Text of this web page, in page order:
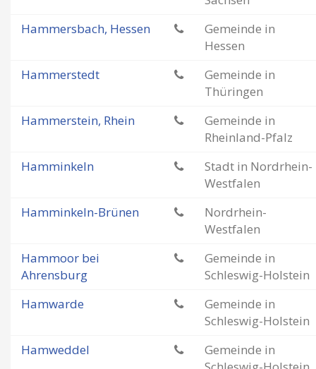
Hammersbach, Hessen
Gemeinde in
Hessen
Hammerstedt
Gemeinde in
Thüringen
Hammerstein, Rhein
Gemeinde in
Rheinland-Pfalz
Hamminkeln
Stadt in Nordrhein-
Westfalen
Hamminkeln-Brünen
Nordrhein-
Westfalen
Hammoor bei
Ahrensburg
Gemeinde in
Schleswig-Holstein
Hamwarde
Gemeinde in
Schleswig-Holstein
Hamweddel
Gemeinde in